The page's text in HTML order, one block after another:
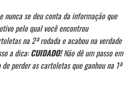
nunca se deu conta da informação que
pelo qual você encontrou
na 2ª rodada e acabou na verdade
a dica:CUIDADO!Não dê um passo em
perder as cartoletas que ganhou na 1ª